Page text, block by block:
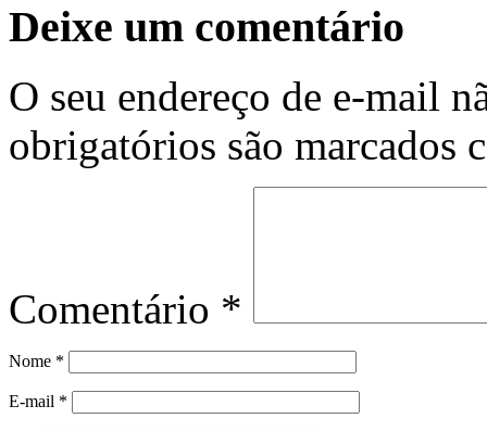
Deixe um comentário
O seu endereço de e-mail
obrigatórios são marcados
Comentário *
Nome *
E-mail *